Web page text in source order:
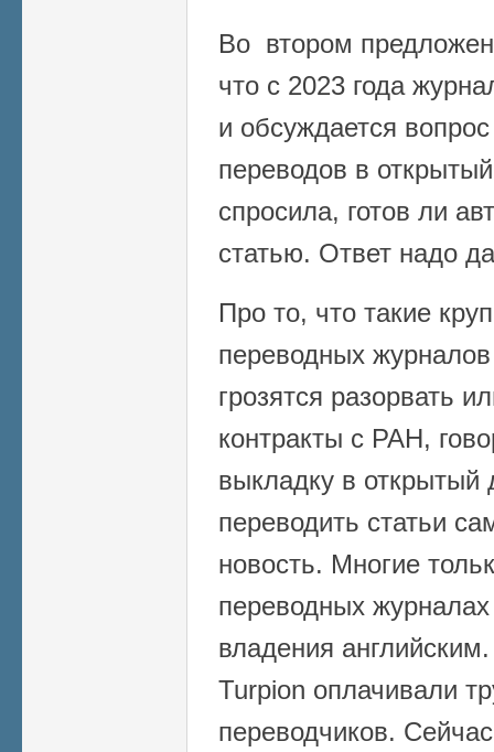
Во втором
что c 2023 года
и обсуждается
переводов в
спросила, готов ли
статью. Ответ надо
Про то, что такие
переводных
грозятся разорвать
контракты с РАН,
выкладку в открытый
переводить статьи
новость. Многие
переводных журналах
владения
Turpion оплачивали
переводчиков.